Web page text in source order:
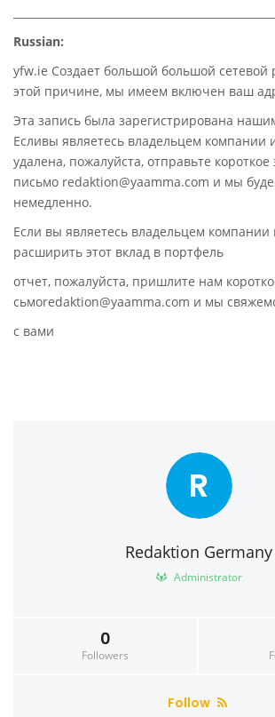
Russian:
yfw.ie Создает большой большой
этой причине, мы имеем включен ваш
Эта запись была зарегистрирована
Есливы являетесь владельцем компании
удалена, пожалуйста, отправьте короткое
письмо redaktion@yaamma.com и мы
немедленно.
Если вы являетесь владельцем компании
расширить этот вклад в портфель
отчет, пожалуйста, пришлите нам
сьмоredaktion@yaamma.com и мы
с вами
R
Redaktion Germany
Administrator
0
Followers
Follow